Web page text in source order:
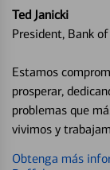
Ted Janicki
President, Bank
Estamos
prosperar,
problemas que
vivimos y
Obtenga más